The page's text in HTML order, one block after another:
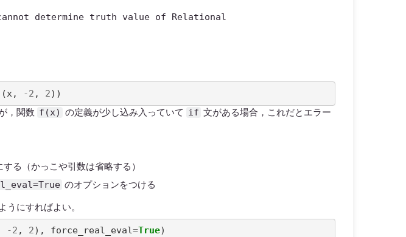
determine truth value of Relational
(x, -2 , 2))
，関数 f(x) の定義が少し込み入っていて if 文がある場合，これだとエラー
する（かっこや引数は省略する）
のオプションをつける
うにすればよい。
-2 , 2), force_real_eval=True)